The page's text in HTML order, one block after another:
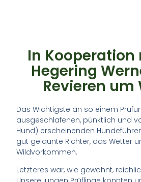
In
Hegering
Revieren um
Das Wichtigste an so einem
ausgeschlafenen, pünktlich und
Hund) erscheinenden
gut gelaunte Richter, das Wetter
Wildvorkommen.
Letzteres war, wie gewohnt,